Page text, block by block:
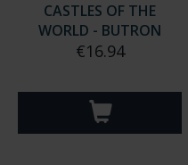
CASTLES OF THE
WORLD - BUTRON
€16.94